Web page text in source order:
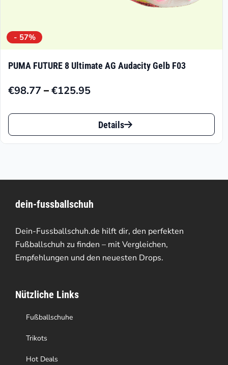
- 57%
PUMA FUTURE 8 Ultimate AG Audacity Gelb F03
€98.77 –€125.95
Preisspanne:
€98.77
€125.95
Dieses
Produkt
auf.
Die
Optionen
können
der
Produktseite
gewählt
werden
Details
dein-fussballschuh
Dein-Fussballschuh.de hilft dir, den perfekten
Fußballschuh zu finden – mit Vergleichen,
Empfehlungen und den neuesten Drops.
Nützliche Links
Fußballschuhe
Trikots
Hot Deals